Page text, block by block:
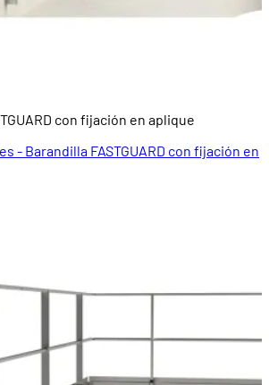
con fijación en aplique
- Barandilla FASTGUARD con fijación en